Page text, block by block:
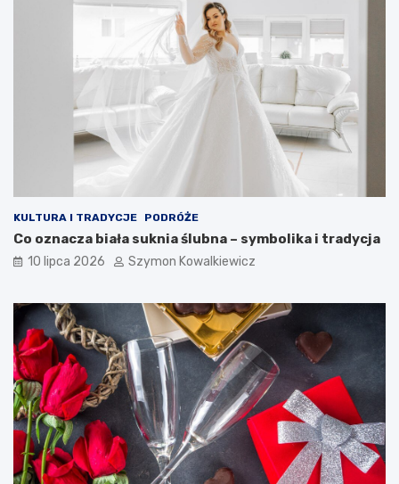
KULTURA I TRADYCJE PODRÓŻE
Co oznacza biała suknia ślubna – symbolika i tradycja
10 lipca 2026 Szymon Kowalkiewicz